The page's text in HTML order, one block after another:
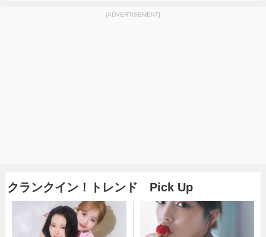
[ADVERTISEMENT]
クランクイン！トレンド Pick Up